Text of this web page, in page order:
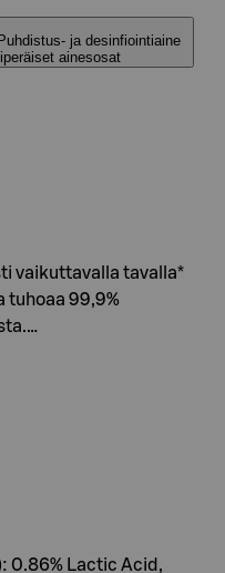
ja desinfiointiaine
ainesosat
vaikuttavalla tavalla*
tuhoaa 99,9%
0.86% Lactic Acid,